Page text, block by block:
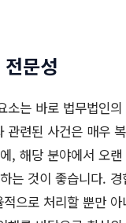
문성
소는 바로 법무법인
관련된 사건은 매우
, 해당 분야에서 오
는 것이 좋습니다.
으로 처리할 뿐만